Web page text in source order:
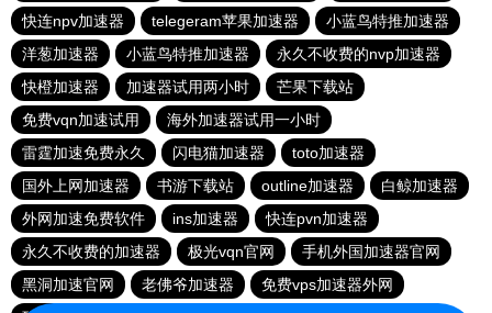
快连npv加速器
telegeram苹果加速器
小蓝鸟特推加速器
洋葱加速器
小蓝鸟特推加速器
永久不收费的nvp加速器
快橙加速器
加速器试用两小时
芒果下载站
免费vqn加速试用
海外加速器试用一小时
雷霆加速免费永久
闪电猫加速器
toto加速器
国外上网加速器
书游下载站 outline加速器
白鲸加速器
外网加速免费软件
ins加速器
快连pvn加速器
永久不收费的加速器
极光vqn官网
手机外国加速器官网
黑洞加速官网
老佛爷加速器
免费vps加速器外网